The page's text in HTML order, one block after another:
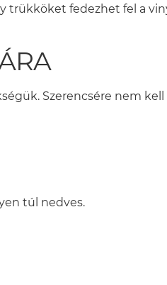
trükköket fedezhet fel a
Szerencsére nem kell
túl nedves.